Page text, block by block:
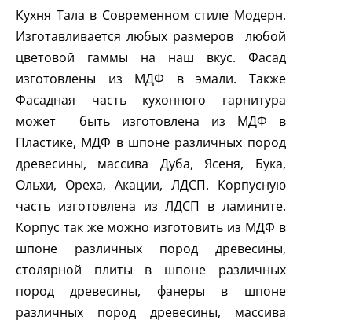
Кухня Тала в Современном стиле Модерн.
Изготавливается любых размеров любой
цветовой гаммы на наш вкус. Фасад
изготовлены из МДФ в эмали. Также
Фасадная часть кухонного гарнитура
может быть изготовлена из МДФ в
Пластике, МДФ в шпоне различных пород
древесины, массива Дуба, Ясеня, Бука,
Ольхи, Ореха, Акации, ЛДСП. Корпусную
часть изготовлена из ЛДСП в ламините.
Корпус так же можно изготовить из МДФ в
шпоне различных пород древесины,
столярной плиты в шпоне различных
пород древесины, фанеры в шпоне
различных пород древесины, массива